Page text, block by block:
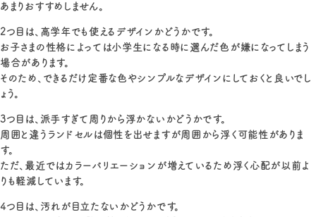
あまりおすすめしません。
2つ目は、高学年でも使えるデザインかどうかです。
お子さまの性格によっては小学生になる時に選んだ色が嫌になってしまう
場合があります。
そのため、できるだけ定番な色やシンプルなデザインにしておくと良いでし
ょう。
3つ目は、派手すぎて周りから浮かないかどうかです。
周囲と違うランドセルは個性を出せますが周囲から浮く可能性がありま
す。
ただ、最近ではカラーバリエーションが増えているため浮く心配が以前よ
りも軽減しています。
4つ目は、汚れが目立たないかどうかです。